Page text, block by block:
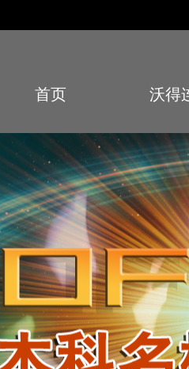
首页
Index
沃得